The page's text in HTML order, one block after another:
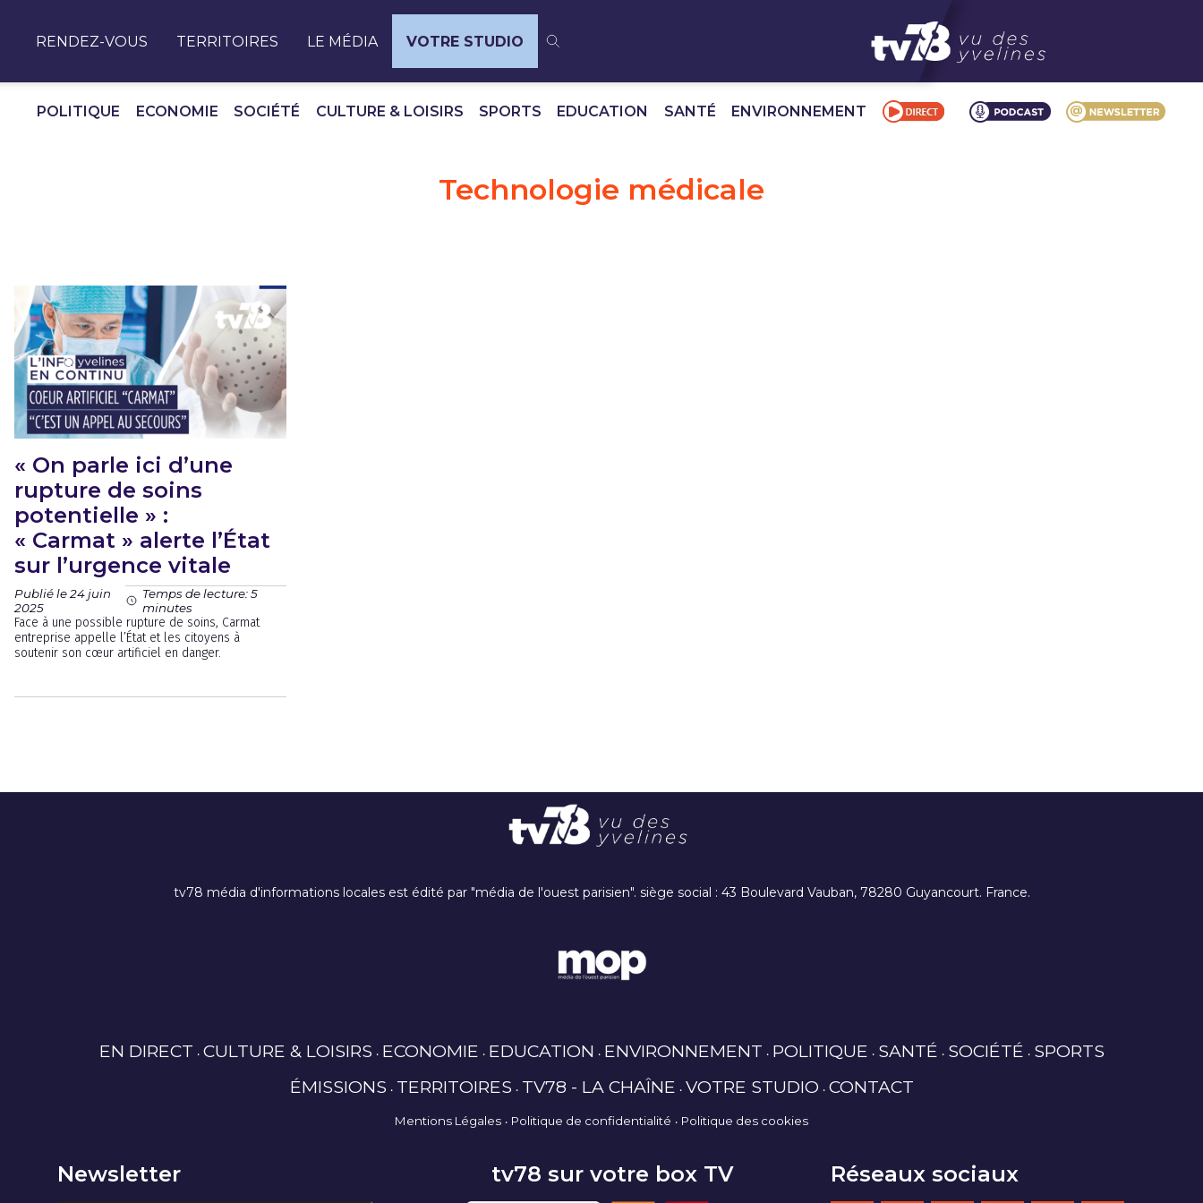
RENDEZ-VOUS TERRITOIRES LE MÉDIA VOTRE STUDIO
POLITIQUE ECONOMIE SOCIÉTÉ CULTURE & LOISIRS SPORTS EDUCATION SANTÉ ENVIRONNEMENT
Technologie médicale
« On parle ici d’une
rupture de soins
potentielle » :
« Carmat » alerte l’État
sur l’urgence vitale
Publié le 24 juin
2025
Temps de lecture: 5
minutes
Face à une possible rupture de soins, Carmat
entreprise appelle l’État et les citoyens à
soutenir son cœur artificiel en danger.
tv78 média d'informations locales est édité par "média de l'ouest parisien". siège social : 43 Boulevard Vauban, 78280 Guyancourt. France.
EN DIRECT CULTURE & LOISIRS ECONOMIE EDUCATION ENVIRONNEMENT POLITIQUE SANTÉ SOCIÉTÉ SPORTS
ÉMISSIONS TERRITOIRES TV78 - LA CHAÎNE VOTRE STUDIO CONTACT
Mentions Légales Politique de confidentialité Politique des cookies
Newsletter tv78 sur votre box TV Réseaux sociaux